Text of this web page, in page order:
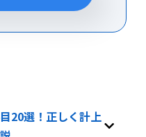
20選！正しく計上